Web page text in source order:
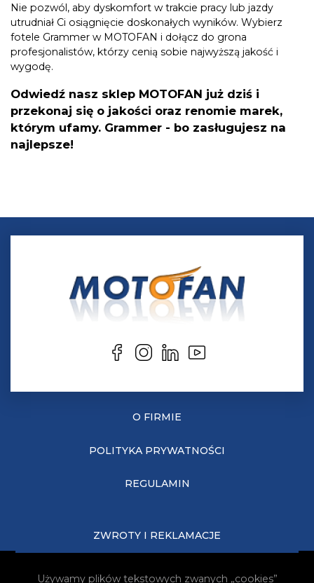
Nie pozwól, aby dyskomfort w trakcie pracy lub jazdy
utrudniał Ci osiągnięcie doskonałych wyników. Wybierz
fotele Grammer w MOTOFAN i dołącz do grona
profesjonalistów, którzy cenią sobie najwyższą jakość i
wygodę.
Odwiedź nasz sklep MOTOFAN już dziś i
przekonaj się o jakości oraz renomie marek,
którym ufamy. Grammer - bo zasługujesz na
najlepsze!
O FIRMIE
POLITYKA PRYWATNOŚCI
REGULAMIN
ZWROTY I REKLAMACJE
Używamy plików tekstowych zwanych „cookies”